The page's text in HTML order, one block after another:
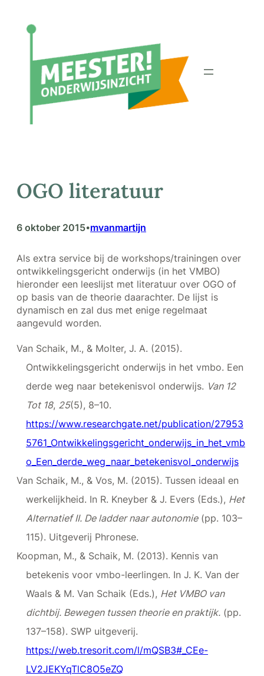
OGO literatuur
6 oktober 2015•mvanmartijn
Als extra service bij de workshops/trainingen over
ontwikkelingsgericht onderwijs (in het VMBO)
hieronder een leeslijst met literatuur over OGO of
op basis van de theorie daarachter. De lijst is
dynamisch en zal dus met enige regelmaat
aangevuld worden.
Van Schaik, M., & Molter, J. A. (2015).
Ontwikkelingsgericht onderwijs in het vmbo. Een
derde weg naar betekenisvol onderwijs. Van 12
Tot 18, 25(5), 8–10.
https://www.researchgate.net/publication/27953
5761_Ontwikkelingsgericht_onderwijs_in_het_vmb
o_Een_derde_weg_naar_betekenisvol_onderwijs
Van Schaik, M., & Vos, M. (2015). Tussen ideaal en
werkelijkheid. In R. Kneyber & J. Evers (Eds.), Het
Alternatief II. De ladder naar autonomie(pp. 103–
115). Uitgeverij Phronese.
Koopman, M., & Schaik, M. (2013). Kennis van
betekenis voor vmbo-leerlingen. In J. K. Van der
Waals & M. Van Schaik (Eds.), Het VMBO van
dichtbij. Bewegen tussen theorie en praktijk. (pp.
137–158). SWP uitgeverij.
https://web.tresorit.com/l/mQSB3#_CEe-
LV2JEKYqTlC8O5eZQ